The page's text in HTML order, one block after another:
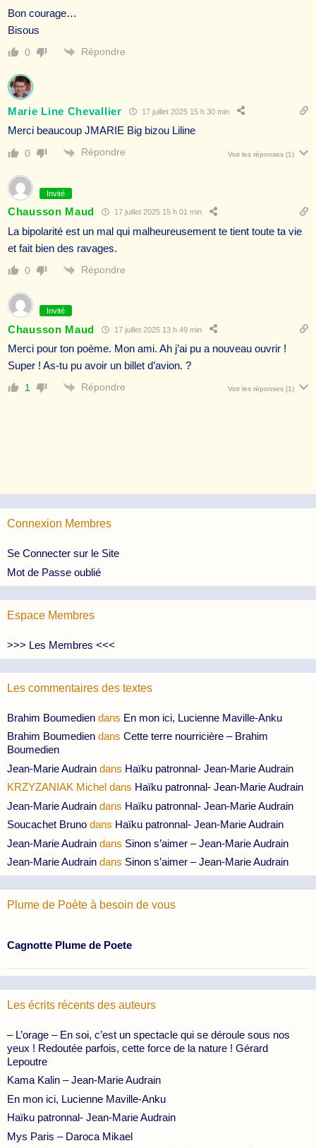
Bon courage…
Bisous
0 Répondre
Marie Line Chevallier 17 juillet 2025 15 h 30 min
Merci beaucoup JMARIE Big bizou Liline
0 Répondre Voir les réponses (1)
Invité
Chausson Maud 17 juillet 2025 15 h 01 min
La bipolarité est un mal qui malheureusement te tient toute ta vie
et fait bien des ravages.
0 Répondre
Invité
Chausson Maud 17 juillet 2025 13 h 49 min
Merci pour ton poème. Mon ami. Ah j’ai pu a nouveau ouvrir !
Super ! As-tu pu avoir un billet d’avion. ?
1 Répondre Voir les réponses (1)
Connexion Membres
Se Connecter sur le Site
Mot de Passe oublié
Espace Membres
>>> Les Membres <<<
Les commentaires des textes
Brahim Boumedien dans En mon ici, Lucienne Maville-Anku
Brahim Boumedien dans Cette terre nourricière – Brahim
Boumedien
Jean-Marie Audrain dans Haïku patronnal- Jean-Marie Audrain
KRZYZANIAK Michel dans Haïku patronnal- Jean-Marie Audrain
Jean-Marie Audrain dans Haïku patronnal- Jean-Marie Audrain
Soucachet Bruno dans Haïku patronnal- Jean-Marie Audrain
Jean-Marie Audrain dans Sinon s’aimer – Jean-Marie Audrain
Jean-Marie Audrain dans Sinon s’aimer – Jean-Marie Audrain
Plume de Poète à besoin de vous
Cagnotte Plume de Poete
Les écrits récents des auteurs
– L’orage – En soi, c’est un spectacle qui se déroule sous nos
yeux ! Redoutée parfois, cette force de la nature ! Gérard
Lepoutre
Kama Kalin – Jean-Marie Audrain
En mon ici, Lucienne Maville-Anku
Haïku patronnal- Jean-Marie Audrain
Mys Paris – Daroca Mikael